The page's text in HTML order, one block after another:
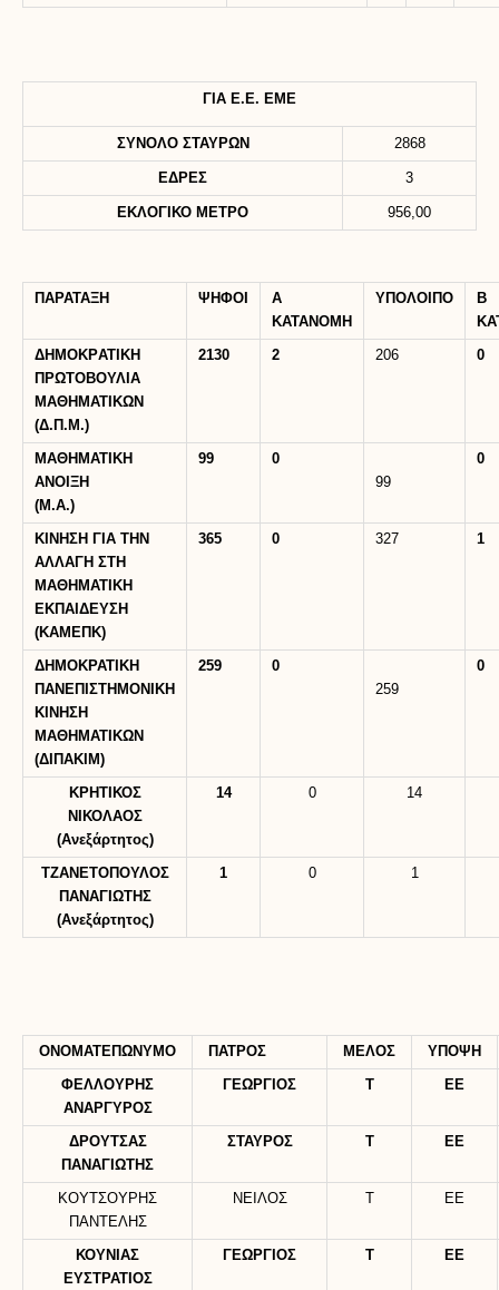
ΓΙΑ Ε.Ε. ΕΜΕ
ΣΥΝΟΛΟ ΣΤΑΥΡΩΝ 2868
ΕΔΡΕΣ 3
ΕΚΛΟΓΙΚΟ ΜΕΤΡΟ 956,00
ΠΑΡΑΤΑΞΗ ΨΗΦΟΙ
Α
ΚΑΤΑΝΟΜΗ
ΥΠΟΛΟΙΠΟ
B
ΔΗΜΟΚΡATIKH
ΠΡΩΤΟΒΟΥΛΙΑ
ΜΑΘΗΜΑΤΙΚΩΝ
(Δ.Π.Μ.)
2130 2 206 0
ΜΑΘΗΜΑΤΙΚΗ
ΑΝΟΙΞΗ
(Μ.Α.)
99
0
99
0
ΚΙΝΗΣΗ ΓΙΑ ΤΗΝ
ΑΛΛΑΓΗ ΣΤΗ
ΜΑΘΗΜΑΤΙΚΗ
ΕΚΠΑΙΔΕΥΣΗ
(ΚΑΜΕΠΚ)
365 0 327 1
ΔΗΜΟΚΡΑΤΙΚΗ
ΠΑΝΕΠΙΣΤΗΜΟΝΙΚΗ
ΚΙΝΗΣΗ
ΜΑΘΗΜΑΤΙΚΩΝ
(ΔΙΠΑΚΙΜ)
259
0
259
0
ΚΡΗΤΙΚΟΣ
ΝΙΚΟΛΑΟΣ
(Ανεξάρτητος)
14 0 14
ΤΖΑΝΕΤΟΠΟΥΛΟΣ
ΠΑΝΑΓΙΩΤΗΣ
(Ανεξάρτητος)
1 0 1
ΟΝΟΜΑΤΕΠΩΝΥΜΟ ΠΑΤΡΟΣ ΜΕΛΟΣ ΥΠΟΨΗ
ΦΕΛΛΟΥΡΗΣ
ΑΝΑΡΓΥΡΟΣ
ΓΕΩΡΓΙΟΣ Τ ΕΕ
ΔΡΟΥΤΣΑΣ
ΠΑΝΑΓΙΩΤΗΣ
ΣΤΑΥΡΟΣ Τ ΕΕ
ΚΟΥΤΣΟΥΡΗΣ
ΠΑΝΤΕΛΗΣ
ΝΕΙΛΟΣ ΕΕ
ΚΟΥΝΙΑΣ
ΕΥΣΤΡΑΤΙΟΣ
ΓΕΩΡΓΙΟΣ Τ ΕΕ